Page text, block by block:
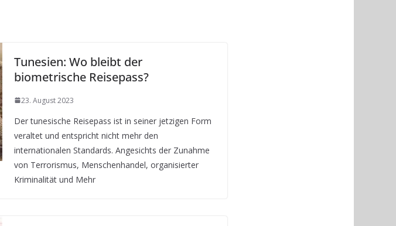
Tunesien: Wo bleibt der
biometrische Reisepass?
23. August 2023
Der tunesische Reisepass ist in seiner jetzigen Form
veraltet und entspricht nicht mehr den
internationalen Standards. Angesichts der Zunahme
von Terrorismus, Menschenhandel, organisierter
Kriminalität und Mehr